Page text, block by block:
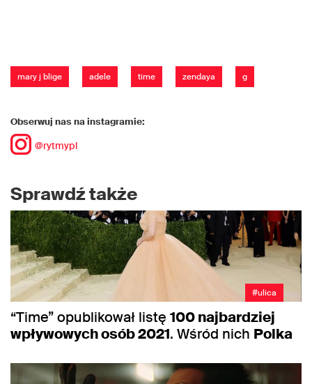
mary j blige adele time zendaya g
Obserwuj nas na instagramie:
@rytmypl
Sprawdź także
#ulica
“Time” opublikował listę 100 najbardziej
wpływowych osób 2021. Wśród nich Polka